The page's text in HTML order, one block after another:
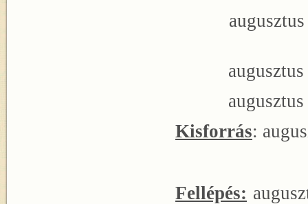
augusztus
augusztus
Kisforrás:
Fellépés: